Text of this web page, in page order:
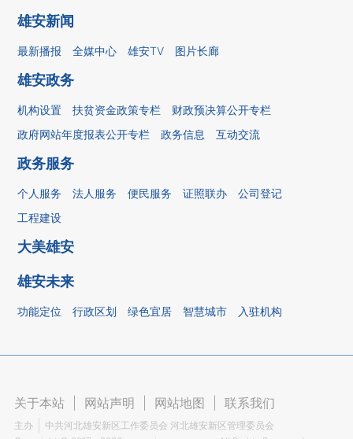
雄安新闻
最新播报 全媒中心 雄安TV 图片长廊
雄安政务
机构设置 扶贫资金政策专栏
财政预决算公开专栏
政府网站年度报表公开专栏
政务信息 互动交流
政务服务
个人服务 法人服务 便民服务 证照联办
公司登记
工程建设
大美雄安
雄安未来
功能定位 行政区划 绿色宜居 智慧城市 入驻机构
关于本站 网站声明 网站地图 联系我们
主办
中共河北雄安新区工作委员会 河北雄安新区管理委员会